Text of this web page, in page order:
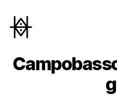
g